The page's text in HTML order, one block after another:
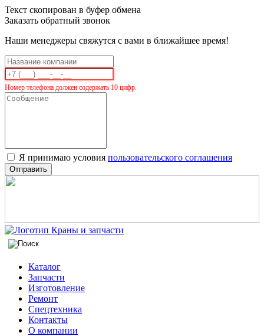
Текст скопирован в буфер обмена
Заказать обратный звонок
Наши менеджеры свяжутся с вами в ближайшее время!
Номер телефона должен содержать 10 цифр.
Я принимаю условия пользовательского соглашения
Отправить
Каталог
Запчасти
Изготовление
Ремонт
Спецтехника
Контакты
О компании